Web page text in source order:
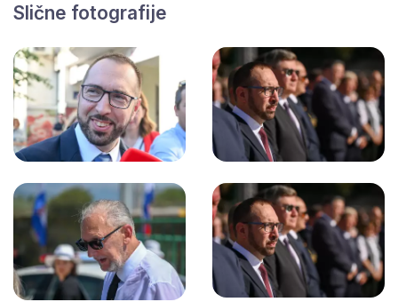
Slične fotografije